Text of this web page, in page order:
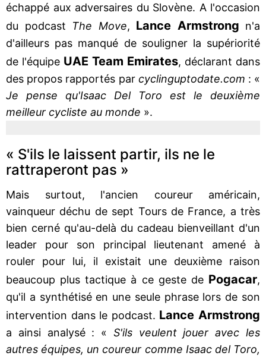
échappé aux adversaires du Slovène. A l'occasion
du podcast The Move, Lance Armstrong n'a
d'ailleurs pas manqué de souligner la supériorité
de l'équipe UAE Team Emirates, déclarant dans
des propos rapportés par cyclinguptodate.com : «
Je pense qu'Isaac Del Toro est le deuxième
meilleur cycliste au monde ».
« S'ils le laissent partir, ils ne le
rattraperont pas »
Mais surtout, l'ancien coureur américain,
vainqueur déchu de sept Tours de France, a très
bien cerné qu'au-delà du cadeau bienveillant d'un
leader pour son principal lieutenant amené à
rouler pour lui, il existait une deuxième raison
beaucoup plus tactique à ce geste de Pogacar,
qu'il a synthétisé en une seule phrase lors de son
intervention dans le podcast. Lance Armstrong
a ainsi analysé : « S'ils veulent jouer avec les
autres équipes, un coureur comme Isaac del Toro,